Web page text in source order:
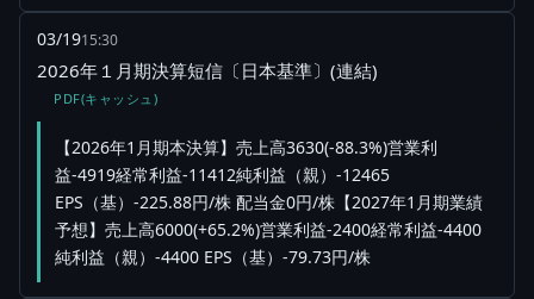
03/1915:30
2026年１月期決算短信〔日本基準〕(連結)
PDF(キャッシュ)
【2026年1月期本決算】売上高3630(-88.3%)営業利
益-4919経常利益-11412純利益（親）-12465
EPS（基）-225.88円/株 配当金0円/株【2027年1月期業績
予想】売上高6000(+65.2%)営業利益-2400経常利益-4400
純利益（親）-4400 EPS（基）-79.73円/株